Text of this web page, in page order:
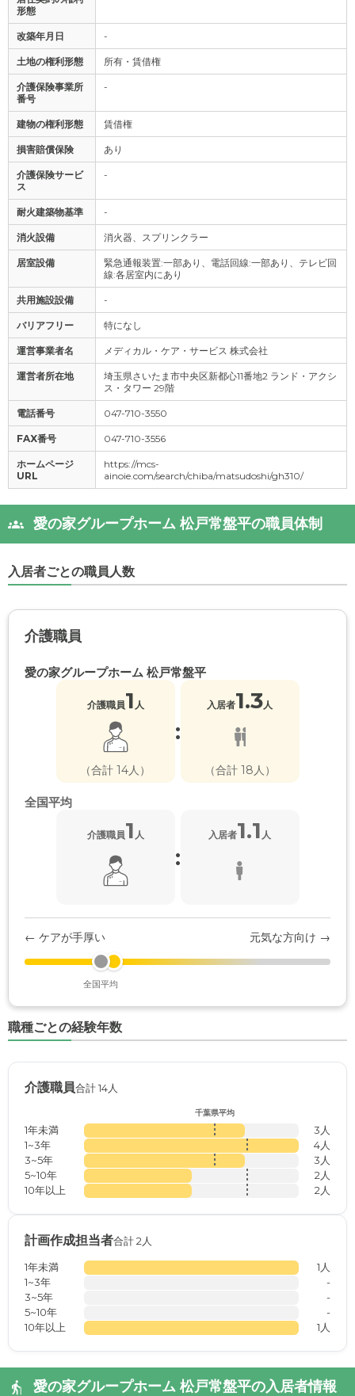
形態
改築年月日 -
土地の権利形態 所有・賃借権
介護保険事業所
番号
-
建物の権利形態 賃借権
損害賠償保険 あり
介護保険サービ
ス
-
耐火建築物基準 -
消火設備 消火器、スプリンクラー
居室設備
緊急通報装置:一部あり、電話回線:一部あり、テレビ回
線:各居室内にあり
共用施設設備 -
バリアフリー 特になし
運営事業者名 メディカル・ケア・サービス 株式会社
運営者所在地
埼玉県さいたま市中央区新都心11番地2 ランド・アクシ
ス・タワー 29階
電話番号 047-710-3550
FAX番号 047-710-3556
ホームページ
URL
https://mcs-
ainoie.com/search/chiba/matsudoshi/gh310/
愛の家グループホーム 松戸常盤平の職員体制
入居者ごとの職員人数
介護職員
愛の家グループホーム 松戸常盤平
介護職員1 人
（合計 14人）
:
入居者1.3人
（合計 18人）
全国平均
介護職員1 人
:
入居者1.1 人
← ケアが手厚い 元気な方向け →
全国平均
職種ごとの経験年数
介護職員合計 14人
千葉県平均
1年未満
3人
1~3年
4人
3~5年
3人
5~10年
2人
10年以上
2人
計画作成担当者合計 2人
1年未満
1人
1~3年
-
3~5年
-
5~10年
-
10年以上
1人
愛の家グループホーム 松戸常盤平の入居者情報